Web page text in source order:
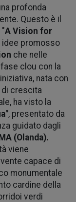
profonda
Questo è il
A Vision for
idee promosso
che nelle
clou con la
nata con
di crescita
ha visto la
, presentato da
guidato dagli
(Olanda).
viene
capace di
monumentale
cardine della
verdi